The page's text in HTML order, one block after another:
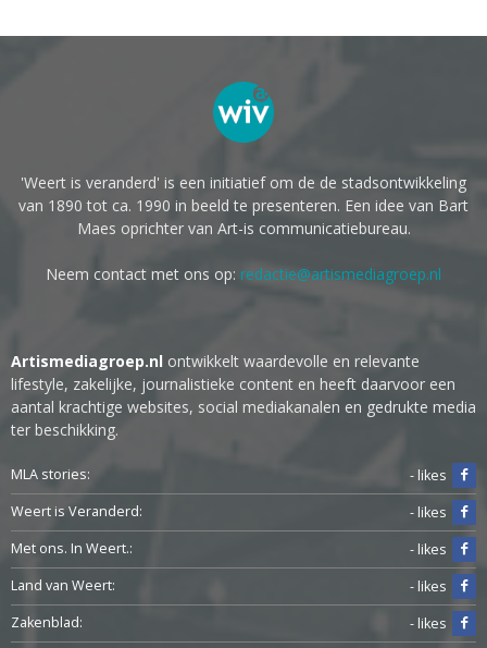
'Weert is veranderd' is een initiatief om de de stadsontwikkeling
van 1890 tot ca. 1990 in beeld te presenteren. Een idee van Bart
Maes oprichter van Art-is communicatiebureau.
Neem contact met ons op: redactie@artismediagroep.nl
Artismediagroep.nl ontwikkelt waardevolle en relevante
lifestyle, zakelijke, journalistieke content en heeft daarvoor een
aantal krachtige websites, social mediakanalen en gedrukte media
ter beschikking.
MLA stories:
- likes
Weert is Veranderd:
- likes
Met ons. In Weert.:
- likes
Land van Weert:
- likes
Zakenblad:
- likes